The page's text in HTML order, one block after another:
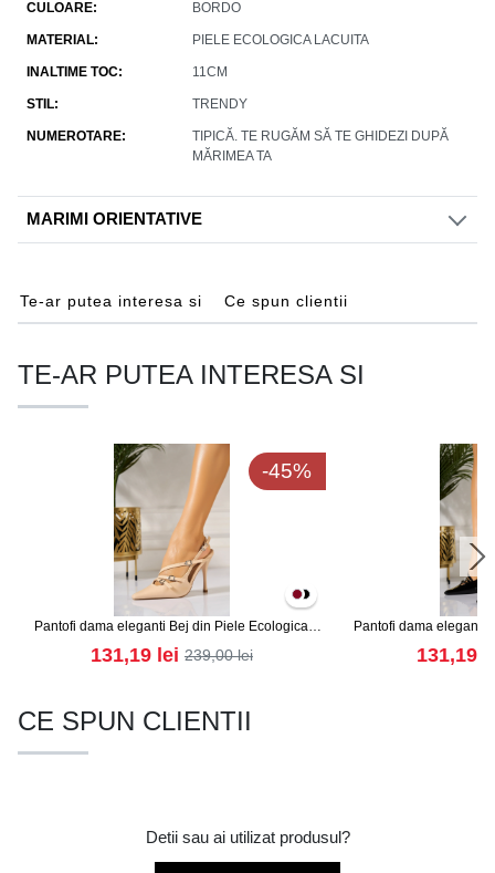
CULOARE BORDO
MATERIAL PIELE ECOLOGICA LACUITA
INALTIME TOC 11CM
STIL TRENDY
NUMEROTARE
TIPICĂ. TE RUGĂM SĂ TE GHIDEZI DUPĂ
MĂRIMEA TA
MARIMI ORIENTATIVE
Te-ar putea interesa si Ce spun clientii
TE-AR PUTEA INTERESA SI
-45%
Pantofi dama eleganti Bej din Piele Ecologica
Lacuita Seylar
131,19 lei 239,00lei
Pantofi dama eleganti
131,19
CE SPUN CLIENTII
Detii sau ai utilizat produsul?